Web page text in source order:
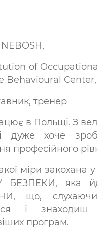
of
Behavioural Center,
тренер
в Польщі. З
дуже хоче
професійного
міри закохана
БЕЗПЕКИ, яка
що,
і знаходиш
програм.